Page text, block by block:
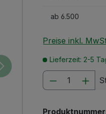
ab 6.500
Preise inkl.
Lieferzeit: 2-5
Produkt